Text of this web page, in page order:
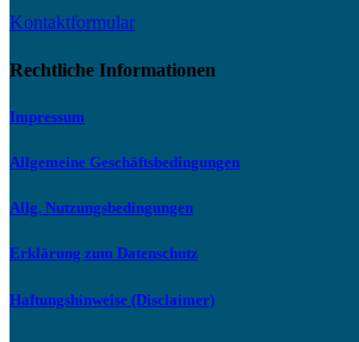
Kontaktformular
Rechtliche Informationen
Impressum
Allgemeine Geschäftsbedingungen
Allg. Nutzungsbedingungen
Erklärung zum Datenschutz
Haftungshinweise (Disclaimer)